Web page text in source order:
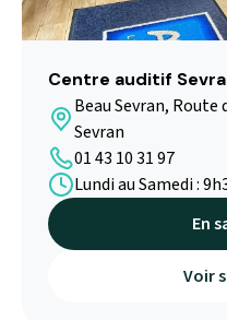
En
Voir
Centre auditif
Beau Sevran,
Sevran
01 43 10 31 97
Lundi au Samedi :
En
Voir